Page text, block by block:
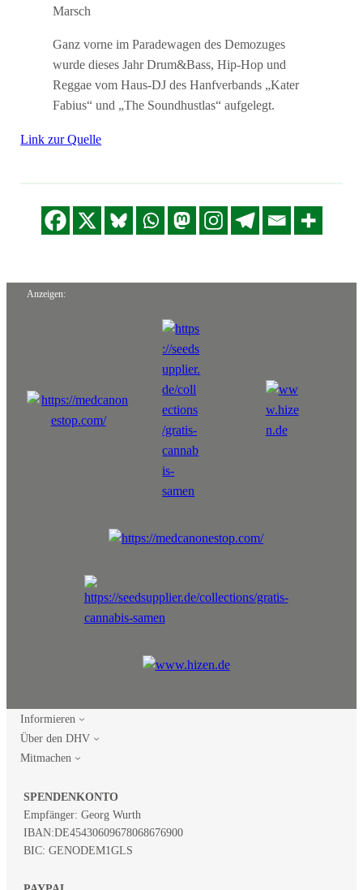
Marsch
Ganz vorne im Paradewagen des Demozuges
wurde dieses Jahr Drum&Bass, Hip-Hop und
Reggae vom Haus-DJ des Hanfverbands „Kater
Fabius“ und „The Soundhustlas“ aufgelegt.
Link zur Quelle
Anzeigen:
Informieren
Über den DHV
Mitmachen
SPENDENKONTO
Empfänger: Georg Wurth
IBAN:DE45430609678068676900
BIC: GENODEM1GLS